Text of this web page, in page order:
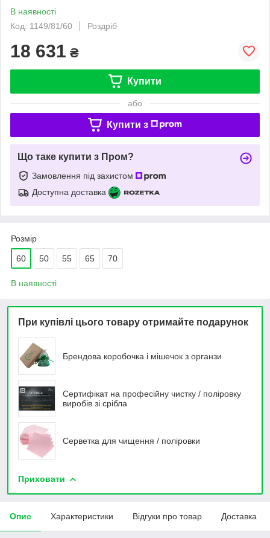
В наявності
Код: 1149/81/60
Роздріб
18 631 ₴
Купити
або
Купити з
Що таке купити з Пром?
Замовлення під захистом
Доступна доставка
Розмір
60 50 55 65 70
В наявності
При купівлі цього товару отримайте подарунок
Брендова коробочка і мішечок з органзи
Сертифікат на професійну чистку / поліровку
виробів зі срібла
Серветка для чищення / поліровки
Приховати
Опис Характеристики Відгуки про товар Доставка